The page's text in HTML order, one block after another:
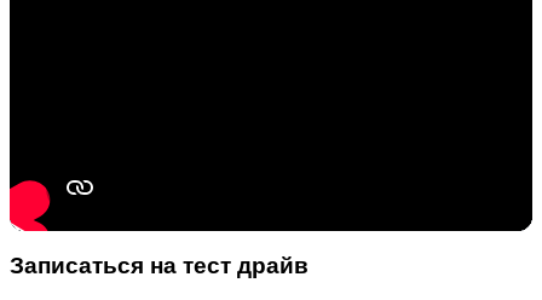
Записаться на тест драйв